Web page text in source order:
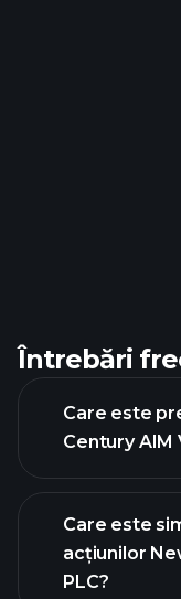
Întrebări
Care este
Century AIM
Care este
acțiunilor
PLC?